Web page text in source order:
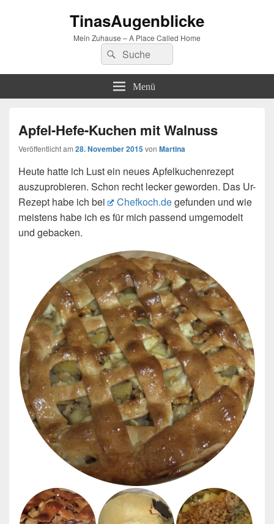
TinasAugenblicke
Mein Zuhause – A Place Called Home
Suchen
nach:
Suchen
Menü
Apfel-Hefe-Kuchen mit Walnuss
Veröffentlicht am 28. November 2015von Martina
Heute hatte ich Lust ein neues Apfelkuchenrezept
auszuprobieren. Schon recht lecker geworden. Das Ur-
Rezept habe ich bei
Chefkoch.degefunden und wie
meistens habe ich es für mich passend umgemodelt
und gebacken.